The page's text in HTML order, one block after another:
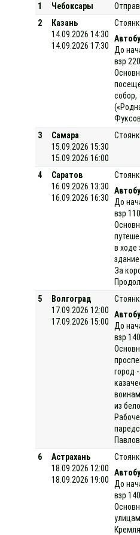
1
Чебоксары
2
Казань
14.09.2026 14:30
14.09.2026 17:30
До
взр
собор,
3
Самара
15.09.2026 15:30
15.09.2026 16:00
4
Саратов
16.09.2026 13:30
16.09.2026 16:30
До
взр
в ходе
За
5
Волгоград
17.09.2026 12:00
17.09.2026 15:00
До
взр
город
из
6
Астрахань
18.09.2026 12:00
18.09.2026 19:00
До
взр